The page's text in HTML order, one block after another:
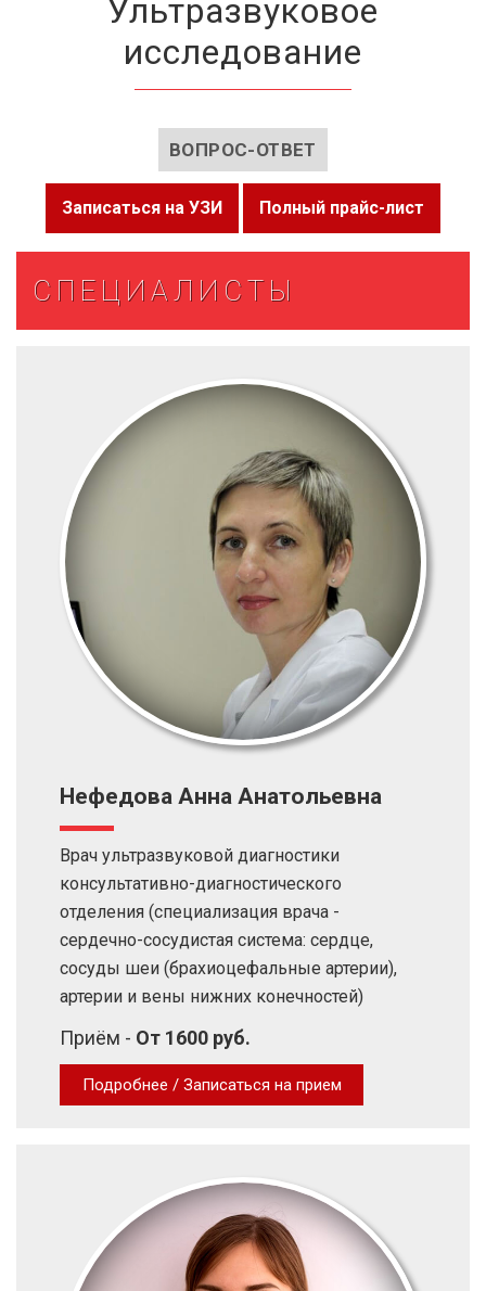
Ультразвуковое
исследование
ВОПРОС-ОТВЕТ
Записаться на УЗИ Полный прайс-лист
СПЕЦИАЛИСТЫ
Нефедова Анна Анатольевна
Врач ультразвуковой диагностики
консультативно-диагностического
отделения (специализация врача -
сердечно-сосудистая система: сердце,
сосуды шеи (брахиоцефальные артерии),
артерии и вены нижних конечностей)
Приём - От 1600 руб.
Подробнее / Записаться на прием